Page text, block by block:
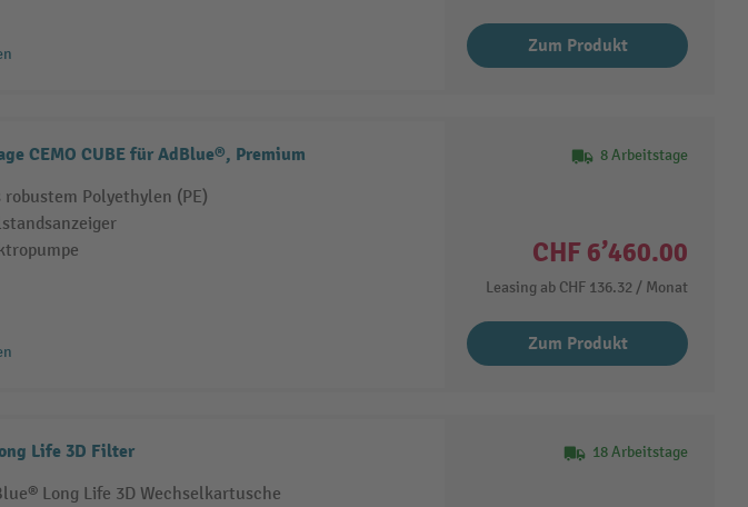
Zum Produkt
CEMO CUBE für AdBlue®, Premium
robustem Polyethylen (PE)
8 Arbeitstage
CHF 6’460.00
Leasing ab CHF 136.32 / Monat
Zum Produkt
Life 3D Filter
Long Life 3D Wechselkartusche
18 Arbeitstage